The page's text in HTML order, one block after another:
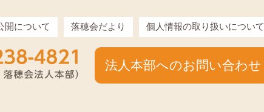
開について 落穂会だより 個人情報の取り扱いについて
法人本部へのお問い合わせ